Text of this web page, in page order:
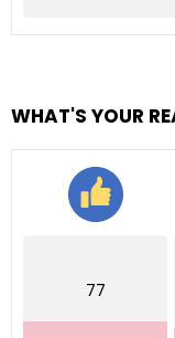
WHAT'S YOUR
77